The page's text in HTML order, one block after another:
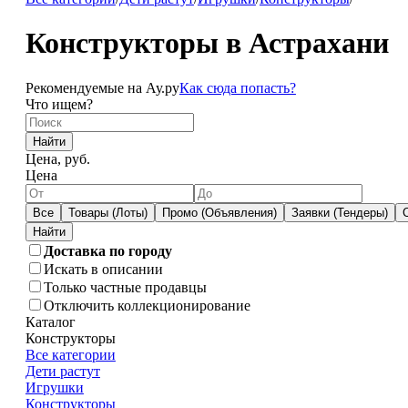
Конструкторы в Астрахани
Рекомендуемые на Ау.руКак сюда попасть?
Что ищем?
Найти
Цена, руб.
Цена
Все Товары (Лоты) Промо (Объявления) Заявки (Тендеры)
Доставка по городу
Искать в описании
Только частные продавцы
Отключить коллекционирование
Каталог
Конструкторы
Все категории
Дети растут
Игрушки
Конструкторы